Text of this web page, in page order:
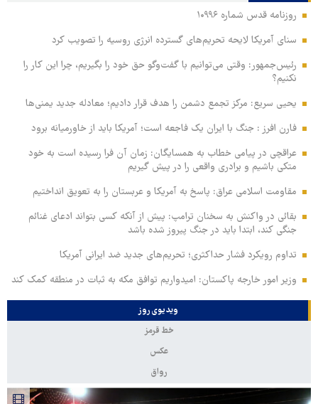
روزنامه قدس شماره ۱۰۹۹۶
سنای آمریکا لایحه تحریم‌های گسترده انرژی روسیه را تصویب کرد
رئیس‌جمهور: وقتی می‌توانیم با گفت‌وگو حق خود را بگیریم، چرا این کار را
نکنیم؟
یحیی سریع: مرکز تجمع دشمن را هدف قرار دادیم؛ معادله جدید یمنی‌ها
فارن افرز : جنگ با ایران یک فاجعه است؛ آمریکا باید از خاورمیانه برود
عراقچی در پیامی خطاب به همسایگان: زمان آن فرا رسیده است به خود
متکی باشیم و برادری واقعی را در پیش گیریم
مقاومت اسلامی عراق: پاسخ به آمریکا و عربستان را به تعویق انداختیم
بقائی در واکنش به سخنان ترامپ: پیش از آنکه کسی بتواند ادعای غنائم
جنگی کند، ابتدا باید در جنگ پیروز شده باشد
تداوم رویکرد فشار حداکثری؛ تحریم‌های جدید ضد ایرانی آمریکا
وزیر امور خارجه پاکستان: امیدواریم توافق مکه به ثبات در منطقه کمک کند
ویدیوی روز
خط قرمز
عکس
رواق